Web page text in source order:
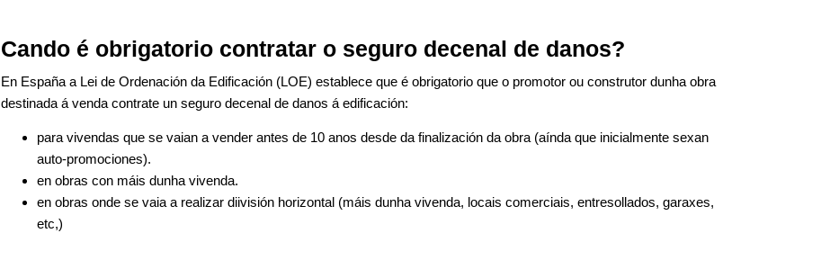
Cando é obrigatorio contratar o seguro decenal de danos?
En España a Lei de Ordenación da Edificación (LOE) establece que é obrigatorio que o promotor ou construtor dunha obra
destinada á venda contrate un seguro decenal de danos á edificación:
para vivendas que se vaian a vender antes de 10 anos desde da finalización da obra (aínda que inicialmente sexan
auto-promociones).
en obras con máis dunha vivenda.
en obras onde se vaia a realizar diivisión horizontal (máis dunha vivenda, locais comerciais, entresollados, garaxes,
etc,)